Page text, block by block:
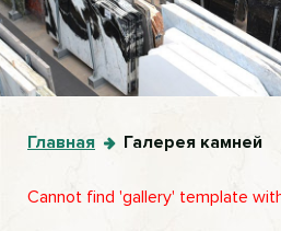
Главная Галерея камней
Cannot find 'gallery' template